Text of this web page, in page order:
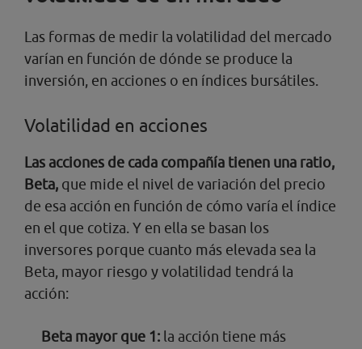
Las formas de medir la volatilidad del mercado
varían en función de dónde se produce la
inversión, en acciones o en índices bursátiles.
Volatilidad en acciones
Las acciones de cada compañía tienen una ratio,
Beta, que mide el nivel de variación del precio
de esa acción en función de cómo varía el índice
en el que cotiza. Y en ella se basan los
inversores porque cuanto más elevada sea la
Beta, mayor riesgo y volatilidad tendrá la
acción:
Beta mayor que 1: la acción tiene más